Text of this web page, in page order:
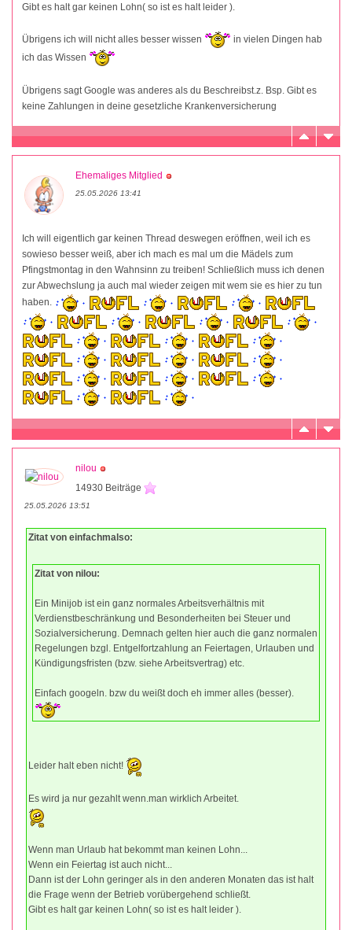
Gibt es halt gar keinen Lohn( so ist es halt leider ).
Übrigens ich will nicht alles besser wissen
in vielen Dingen hab
ich das Wissen
Übrigens sagt Google was anderes als du Beschreibst.z. Bsp. Gibt es
keine Zahlungen in deine gesetzliche Krankenversicherung
Ehemaliges Mitglied
25.05.2026 13:41
Ich will eigentlich gar keinen Thread deswegen eröffnen, weil ich es
sowieso besser weiß, aber ich mach es mal um die Mädels zum
Pfingstmontag in den Wahnsinn zu treiben! Schließlich muss ich denen
zur Abwechslung ja auch mal wieder zeigen mit wem sie es hier zu tun
haben.
nilou
14930 Beiträge
25.05.2026 13:51
Zitat von einfachmalso:
Zitat von nilou:
Ein Minijob ist ein ganz normales Arbeitsverhältnis mit
Verdienstbeschränkung und Besonderheiten bei Steuer und
Sozialversicherung. Demnach gelten hier auch die ganz normalen
Regelungen bzgl. Entgelfortzahlung an Feiertagen, Urlauben und
Kündigungsfristen (bzw. siehe Arbeitsvertrag) etc.
Einfach googeln. bzw du weißt doch eh immer alles (besser).
Leider halt eben nicht!
Es wird ja nur gezahlt wenn.man wirklich Arbeitet.
Wenn man Urlaub hat bekommt man keinen Lohn...
Wenn ein Feiertag ist auch nicht...
Dann ist der Lohn geringer als in den anderen Monaten das ist halt
die Frage wenn der Betrieb vorübergehend schließt.
Gibt es halt gar keinen Lohn( so ist es halt leider ).